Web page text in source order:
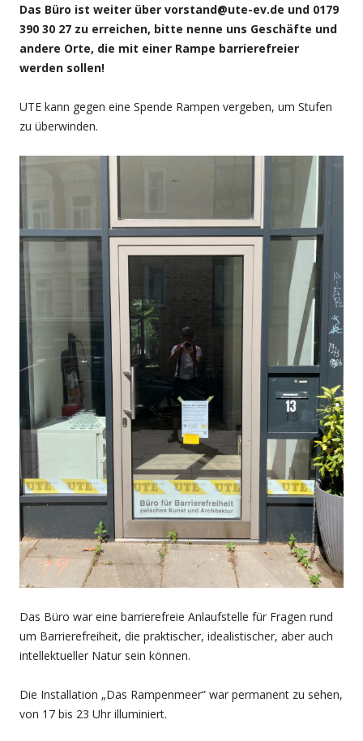
Das Büro ist weiter über vorstand@ute-ev.de und 0179
390 30 27 zu erreichen, bitte nenne uns Geschäfte und
andere Orte, die mit einer Rampe barrierefreier
werden sollen!
UTE kann gegen eine Spende Rampen vergeben, um Stufen
zu überwinden.
Das Büro war eine barrierefreie Anlaufstelle für Fragen rund
um Barrierefreiheit, die praktischer, idealistischer, aber auch
intellektueller Natur sein können.
Die Installation „Das Rampenmeer“ war permanent zu sehen,
von 17 bis 23 Uhr illuminiert.